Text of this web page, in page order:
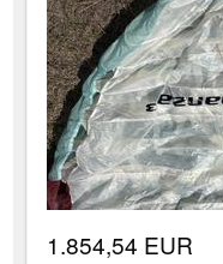
1.854,54 EUR